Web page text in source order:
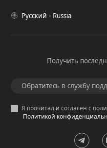
Русский - Russia
Получить
Я прочитал и согласен с
Политикой